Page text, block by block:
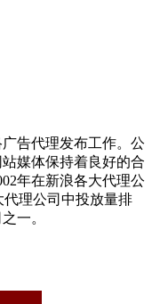
告代理发布工作。公
媒体保持着良好的合
年在新浪各大代理公
理公司中投放量排
一。